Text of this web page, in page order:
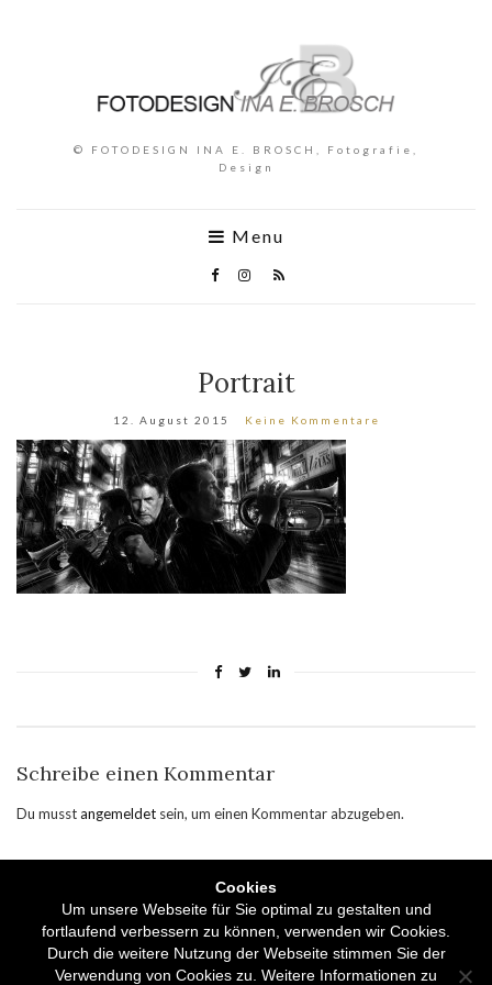
© FOTODESIGN INA E. BROSCH, Fotografie,
Design
Menu
Portrait
12. August 2015 Keine Kommentare
Schreibe einen Kommentar
Du musstangemeldet sein, um einen Kommentar abzugeben.
Cookies
Um unsere Webseite für Sie optimal zu gestalten und
fortlaufend verbessern zu können, verwenden wir Cookies.
Durch die weitere Nutzung der Webseite stimmen Sie der
Verwendung von Cookies zu. Weitere Informationen zu